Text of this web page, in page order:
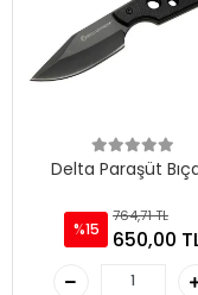
Delta Paraşüt
%15
764,71 TL
650,00